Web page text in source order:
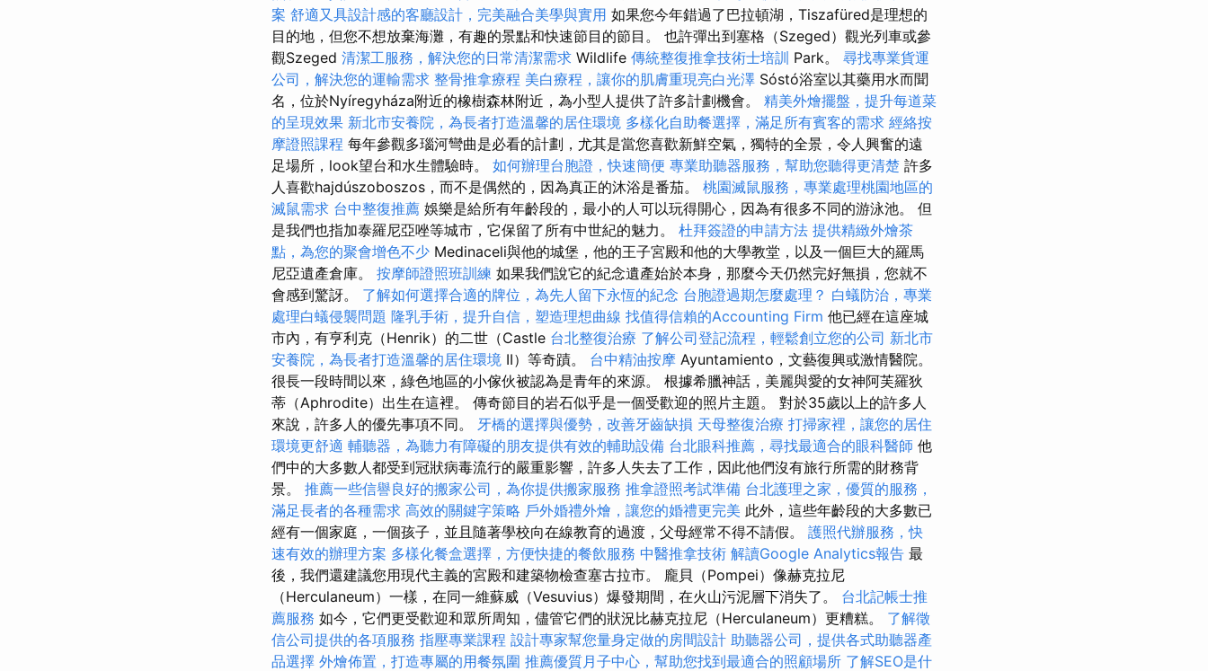
案 舒適又具設計感的客廳設計，完美融合美學與實用 如果您今年錯過了巴拉頓湖，Tiszafüred是理想的
目的地，但您不想放棄海灘，有趣的景點和快速節目的節目。 也許彈出到塞格（Szeged）觀光列車或參
觀Szeged 清潔工服務，解決您的日常清潔需求 Wildlife 傳統整復推拿技術士培訓 Park。 尋找專業貨運
公司，解決您的運輸需求 整骨推拿療程 美白療程，讓你的肌膚重現亮白光澤 Sóstó浴室以其藥用水而聞
名，位於Nyíregyháza附近的橡樹森林附近，為小型人提供了許多計劃機會。 精美外燴擺盤，提升每道菜
的呈現效果 新北市安養院，為長者打造溫馨的居住環境 多樣化自助餐選擇，滿足所有賓客的需求 經絡按
摩證照課程 每年參觀多瑙河彎曲是必看的計劃，尤其是當您喜歡新鮮空氣，獨特的全景，令人興奮的遠
足場所，look望台和水生體驗時。 如何辦理台胞證，快速簡便 專業助聽器服務，幫助您聽得更清楚 許多
人喜歡hajdúszoboszos，而不是偶然的，因為真正的沐浴是番茄。 桃園滅鼠服務，專業處理桃園地區的
滅鼠需求 台中整復推薦 娛樂是給所有年齡段的，最小的人可以玩得開心，因為有很多不同的游泳池。 但
是我們也指加泰羅尼亞唑等城市，它保留了所有中世紀的魅力。 杜拜簽證的申請方法 提供精緻外燴茶
點，為您的聚會增色不少 Medinaceli與他的城堡，他的王子宮殿和他的大學教堂，以及一個巨大的羅馬
尼亞遺產倉庫。 按摩師證照班訓練 如果我們說它的紀念遺產始於本身，那麼今天仍然完好無損，您就不
會感到驚訝。 了解如何選擇合適的牌位，為先人留下永恆的紀念 台胞證過期怎麼處理？ 白蟻防治，專業
處理白蟻侵襲問題 隆乳手術，提升自信，塑造理想曲線 找值得信賴的Accounting Firm 他已經在這座城
市內，有亨利克（Henrik）的二世（Castle 台北整復治療 了解公司登記流程，輕鬆創立您的公司 新北市
安養院，為長者打造溫馨的居住環境 II）等奇蹟。 台中精油按摩 Ayuntamiento，文藝復興或激情醫院。
很長一段時間以來，綠色地區的小傢伙被認為是青年的來源。 根據希臘神話，美麗與愛的女神阿芙羅狄
蒂（Aphrodite）出生在這裡。 傳奇節目的岩石似乎是一個受歡迎的照片主題。 對於35歲以上的許多人
來說，許多人的優先事項不同。 牙橋的選擇與優勢，改善牙齒缺損 天母整復治療 打掃家裡，讓您的居住
環境更舒適 輔聽器，為聽力有障礙的朋友提供有效的輔助設備 台北眼科推薦，尋找最適合的眼科醫師 他
們中的大多數人都受到冠狀病毒流行的嚴重影響，許多人失去了工作，因此他們沒有旅行所需的財務背
景。 推薦一些信譽良好的搬家公司，為你提供搬家服務 推拿證照考試準備 台北護理之家，優質的服務，
滿足長者的各種需求 高效的關鍵字策略 戶外婚禮外燴，讓您的婚禮更完美 此外，這些年齡段的大多數已
經有一個家庭，一個孩子，並且隨著學校向在線教育的過渡，父母經常不得不請假。 護照代辦服務，快
速有效的辦理方案 多樣化餐盒選擇，方便快捷的餐飲服務 中醫推拿技術 解讀Google Analytics報告 最
後，我們還建議您用現代主義的宮殿和建築物檢查塞古拉市。 龐貝（Pompei）像赫克拉尼
（Herculaneum）一樣，在同一維蘇威（Vesuvius）爆發期間，在火山污泥層下消失了。 台北記帳士推
薦服務 如今，它們更受歡迎和眾所周知，儘管它們的狀況比赫克拉尼（Herculaneum）更糟糕。 了解徵
信公司提供的各項服務 指壓專業課程 設計專家幫您量身定做的房間設計 助聽器公司，提供各式助聽器產
品選擇 外燴佈置，打造專屬的用餐氛圍 推薦優質月子中心，幫助您找到最適合的照顧場所 了解SEO是什